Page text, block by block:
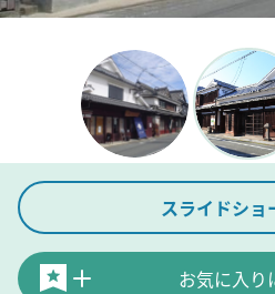
スライドショ
お気に入り